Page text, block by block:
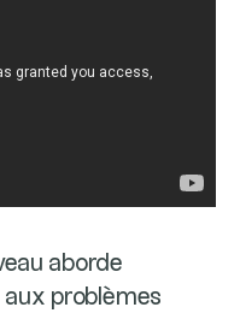
aborde
aux problèmes